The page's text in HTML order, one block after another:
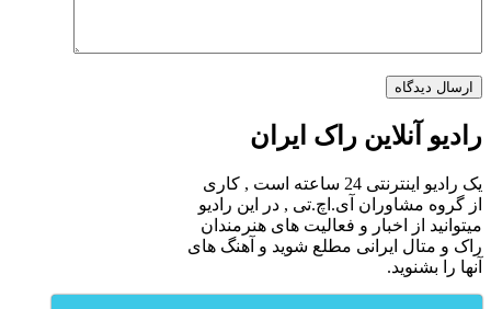
رادیو آنلاین راک ایران
یک رادیو اینترنتی 24 ساعته است , کاری
از گروه مشاوران آی.اچ.تی , در این رادیو
میتوانید از اخبار و فعالیت های هنرمندان
راک و متال ایرانی مطلع شوید و آهنگ های
آنها را بشنوید.